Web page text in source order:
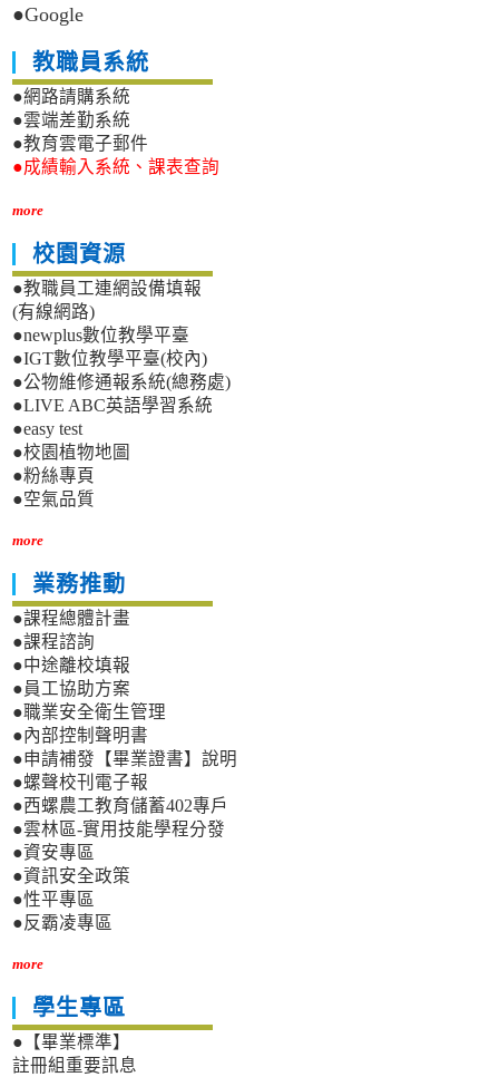
●Google
教職員系統
●網路請購系統
●雲端差勤系統
●教育雲電子郵件
●成績輸入系統、課表查詢
more
校園資源
●教職員工連網設備填報
(有線網路)
●newplus數位教學平臺
●IGT數位教學平臺(校內)
●公物維修通報系統(總務處)
●LIVE ABC英語學習系統
●easy test
●校園植物地圖
●粉絲專頁
●空氣品質
more
業務推動
●課程總體計畫
●課程諮詢
●中途離校填報
●員工協助方案
●職業安全衛生管理
●內部控制聲明書
●申請補發【畢業證書】說明
●螺聲校刊電子報
●西螺農工教育儲蓄402專戶
●雲林區-實用技能學程分發
●資安專區
●資訊安全政策
●性平專區
●反霸凌專區
more
學生專區
●【畢業標準】
註冊組重要訊息